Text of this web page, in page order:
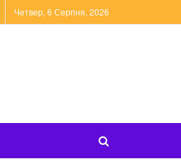
Четвер, 6 Серпня, 2026